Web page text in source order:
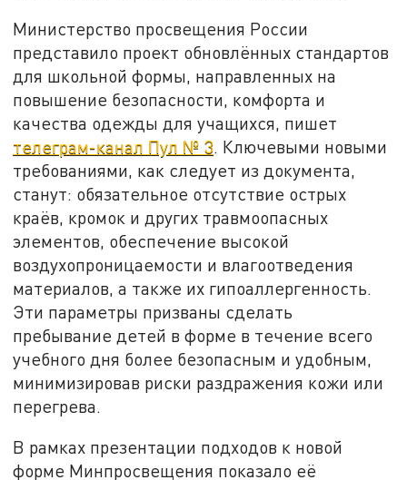
Министерство просвещения России
представило проект обновлённых стандартов
для школьной формы, направленных на
повышение безопасности, комфорта и
качества одежды для учащихся, пишет
телеграм-канал Пул № 3. Ключевыми новыми
требованиями, как следует из документа,
станут: обязательное отсутствие острых
краёв, кромок и других травмоопасных
элементов, обеспечение высокой
воздухопроницаемости и влагоотведения
материалов, а также их гипоаллергенность.
Эти параметры призваны сделать
пребывание детей в форме в течение всего
учебного дня более безопасным и удобным,
минимизировав риски раздражения кожи или
перегрева.
В рамках презентации подходов к новой
форме Минпросвещения показало её